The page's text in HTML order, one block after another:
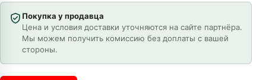
Покупка у продавца
Цена и условия доставки уточняются на сайте партнёра.
Мы можем получить комиссию без доплаты с вашей
стороны.